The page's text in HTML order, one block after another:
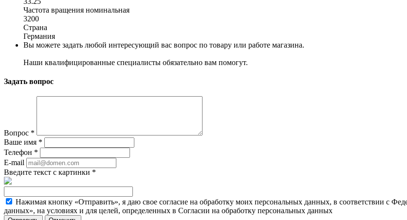
Частота вращения номинальная
3200
Страна
Германия
Вы можете задать любой интересующий вас вопрос по товару или работе магазина.
Наши квалифицированные специалисты обязательно вам помогут.
Задать вопрос
Вопрос *
Ваше имя *
Телефон *
E-mail
Введите текст с картинки *
Нажимая кнопку «Отправить», я даю свое согласие на обработку моих персональных данных, в соответствии с
данных», на условиях и для целей, определенных в Согласии на обработку персональных данных